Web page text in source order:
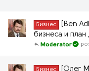
Бизнес
[Ben
бизнеса и
Moderator
Бизнес
[Олег